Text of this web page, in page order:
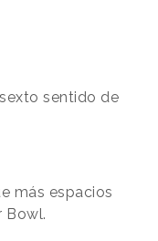
sentido de
más espacios
Bowl.